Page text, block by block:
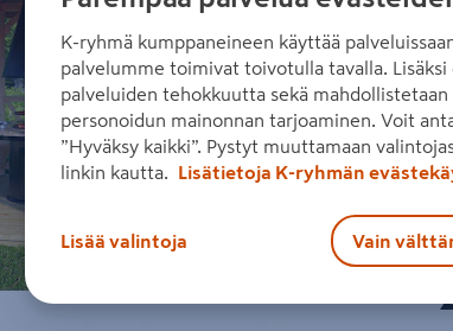
Seuraava
K-ryhmä kumppaneineen käyttää
palvelumme toimivat toivotulla tavalla.
palveluiden tehokkuutta sekä
personoidun mainonnan tarjoaminen. Voit
”Hyväksy kaikki”. Pystyt muuttamaan
linkin kautta.
Lisätietoja K-ryhmän
Lisää valintoja Vain